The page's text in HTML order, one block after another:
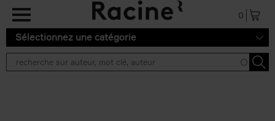
Aller au contenu principal
0
Sélectionnez une catégorie